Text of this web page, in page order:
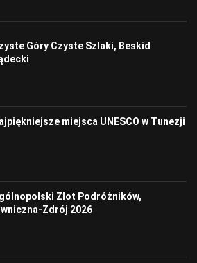
Góry Czyste Szlaki, Beskid
miejsca UNESCO w Tunezji
Zlot Podróżników,
Zdrój 2026